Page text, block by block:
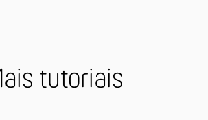
tutoriais